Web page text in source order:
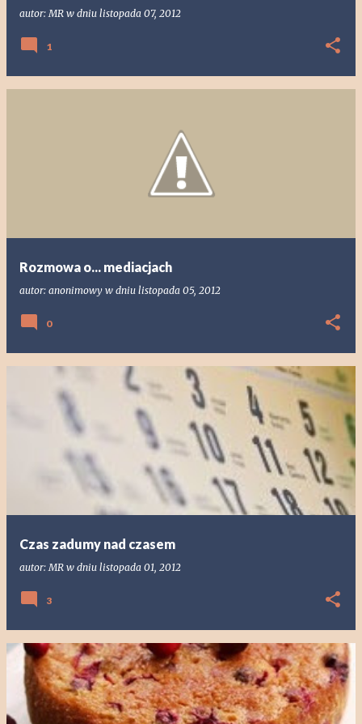
autor:MR w dniu listopada 07, 2012
1
Rozmowa o... mediacjach
autor: anonimowy w dniu listopada 05, 2012
0
Czas zadumy nad czasem
autor:MR w dniu listopada 01, 2012
3